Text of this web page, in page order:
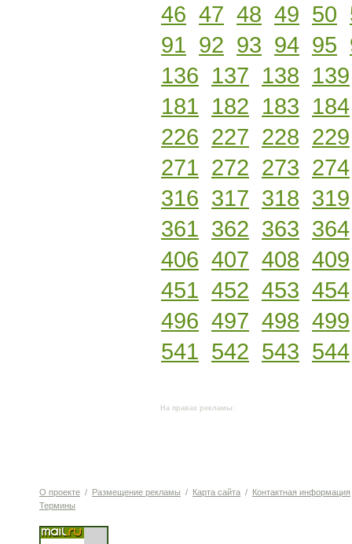
46 47 48 49 50
91 92 93 94 95
136 137 138 139
181 182 183 184
226 227 228 229
271 272 273 274
316 317 318 319
361 362 363 364
406 407 408 409
451 452 453 454
496 497 498 499
541 542 543 544
На правах рекламы:
О проекте / Размещение рекламы / Карта сайта / Контактная информация
Термины